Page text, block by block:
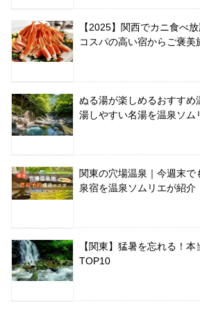
【2025】関西でカニ食べ
コスパの高い宿からご褒美
ぬる湯が楽しめるおすすめ
湯しやすい名湯を温泉ソム
関東の穴場温泉｜今週末で
泉宿を温泉ソムリエが紹介
【関東】猛暑を忘れる！
TOP10